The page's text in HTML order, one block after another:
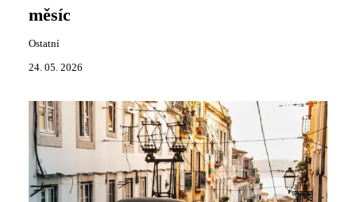
měsíc
Ostatní
24. 05. 2026